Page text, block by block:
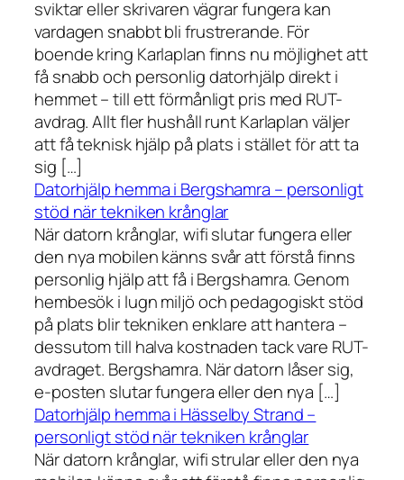
sviktar eller skrivaren vägrar fungera kan
vardagen snabbt bli frustrerande. För
boende kring Karlaplan finns nu möjlighet att
få snabb och personlig datorhjälp direkt i
hemmet – till ett förmånligt pris med RUT-
avdrag. Allt fler hushåll runt Karlaplan väljer
att få teknisk hjälp på plats i stället för att ta
sig […]
Datorhjälp hemma i Bergshamra – personligt
stöd när tekniken krånglar
När datorn krånglar, wifi slutar fungera eller
den nya mobilen känns svår att förstå finns
personlig hjälp att få i Bergshamra. Genom
hembesök i lugn miljö och pedagogiskt stöd
på plats blir tekniken enklare att hantera –
dessutom till halva kostnaden tack vare RUT-
avdraget. Bergshamra. När datorn låser sig,
e-posten slutar fungera eller den nya […]
Datorhjälp hemma i Hässelby Strand –
personligt stöd när tekniken krånglar
När datorn krånglar, wifi strular eller den nya